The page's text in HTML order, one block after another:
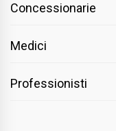
Concessionarie
Medici
Professionisti